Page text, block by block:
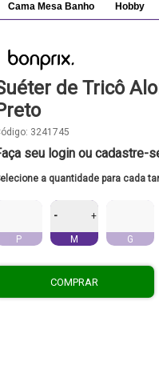
Cama Mesa Banho Hobby
de Tricô
3241745
seu login ou cadastre-
a quantidade para cada
P
- +
M G
COMPRAR